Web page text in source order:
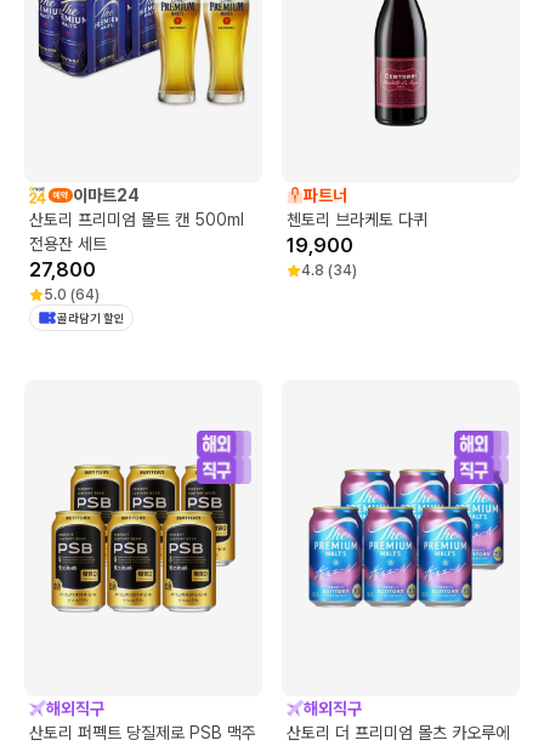
이마트24
산토리 프리미엄 몰트 캔 500ml
전용잔 세트
27,800
5.0 (64)
골라담기 할인
파트너
첸토리 브라케토 다퀴
19,900
4.8 (34)
해외직구
산토리 퍼펙트 당질제로 PSB 맥주
해외직구
산토리 더 프리미엄 몰츠 카오루에